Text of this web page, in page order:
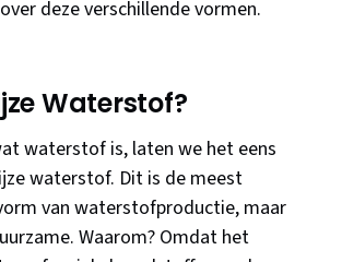
deze verschillende vormen.
Waterstof?
waterstof is, laten we het eens
waterstof. Dit is de meest
van waterstofproductie, maar
Waarom? Omdat het